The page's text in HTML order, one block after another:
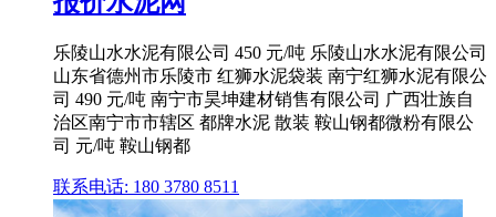
乐陵山水水泥有限公司 450 元/吨 乐陵山水水泥有限公司
山东省德州市乐陵市 红狮水泥袋装 南宁红狮水泥有限公
司 490 元/吨 南宁市昊坤建材销售有限公司 广西壮族自
治区南宁市市辖区 都牌水泥 散装 鞍山钢都微粉有限公
司 元/吨 鞍山钢都
联系电话: 180 3780 8511